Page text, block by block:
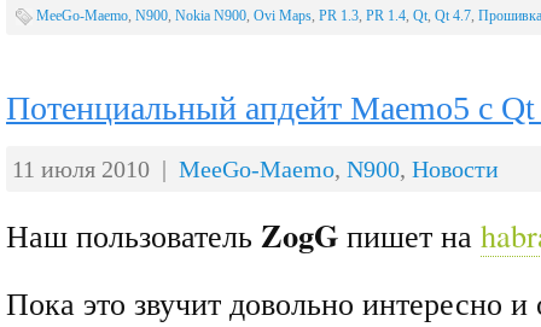
MeeGo-Maemo, N900, Nokia N900, Ovi Maps, PR 1.3, PR 1.4, Qt, Qt 4.7, Прошивка
Потенциальный апдейт Maemo5 с Qt
11 июля 2010 | MeeGo-Maemo, N900, Новости
Наш пользователь ZogG пишет на
Пока это звучит довольно интересно